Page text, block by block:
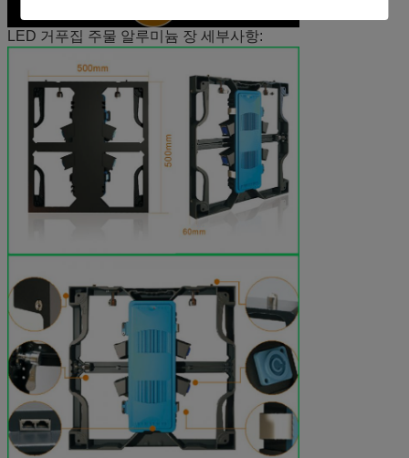
LED 거푸집 주물 알루미늄 장 세부사항: